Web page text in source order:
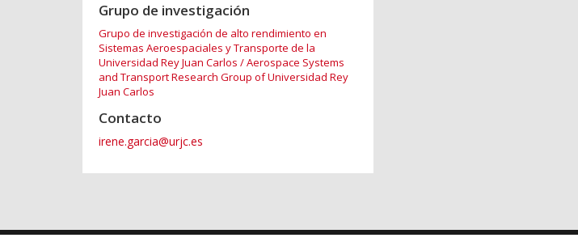
Grupo de investigación
Grupo de investigación de alto rendimiento en
Sistemas Aeroespaciales y Transporte de la
Universidad Rey Juan Carlos / Aerospace Systems
and Transport Research Group of Universidad Rey
Juan Carlos
Contacto
irene.garcia@urjc.es